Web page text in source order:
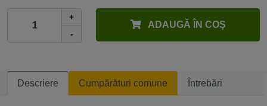
+
-
ADAUGĂ ÎN COŞ
Descriere Cumpărături comune Întrebări